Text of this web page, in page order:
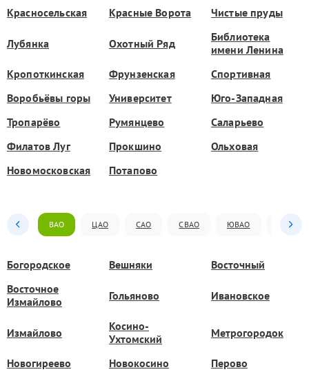
Красносельская Красные Ворота Чистые пруды
Лубянка Охотный Ряд
Библиотека
имени Ленина
Кропоткинская
Фрунзенская
Спортивная
Воробьёвы горы
Университет
Юго-Западная
Тропарёво
Румянцево
Саларьево
Филатов Луг
Прокшино
Ольховая
Новомосковская
Потапово
ВАО ЦАО САО СВАО ЮВАО ЮАО
Богородское Вешняки
Восточный
Восточное
Измайлово
Гольяново Ивановское
Измайлово
Косино-
Ухтомский
Метрогородок
Новогиреево Новокосино Перово